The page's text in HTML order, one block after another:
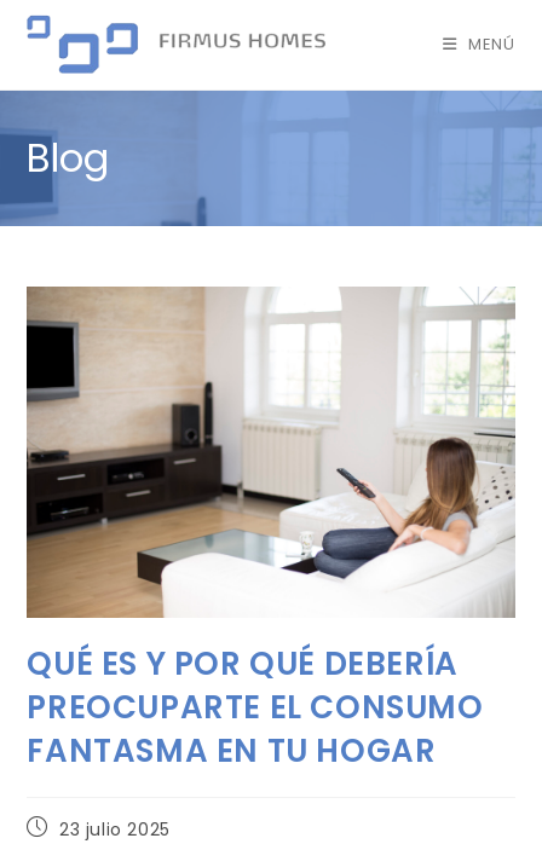
MENÚ
Blog
QUÉ ES Y POR QUÉ DEBERÍA
PREOCUPARTE EL CONSUMO
FANTASMA EN TU HOGAR
23 julio 2025